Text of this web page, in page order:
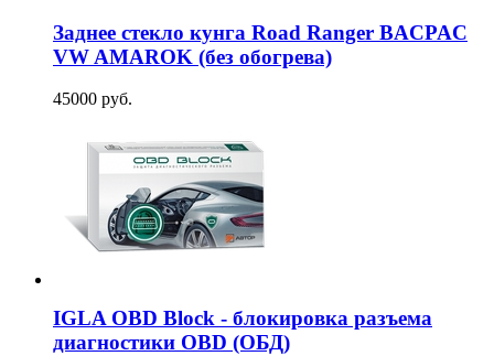
Заднее стекло кунга Road Ranger BACPAC
VW AMAROK (без обогрева)
45000 руб.
IGLA OBD Block - блокировка разъема
диагностики OBD (ОБД)